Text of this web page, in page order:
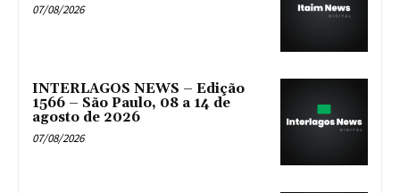
07/08/2026
INTERLAGOS NEWS – Edição
1566 – São Paulo, 08 a 14 de
agosto de 2026
07/08/2026